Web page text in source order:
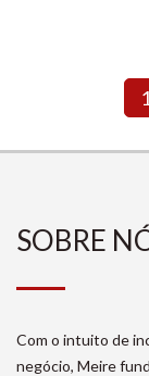
SOBRE
Com o intuito de
negócio, Meire